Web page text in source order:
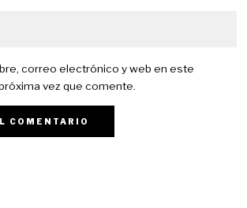
correo electrónico y web en este
vez que comente.